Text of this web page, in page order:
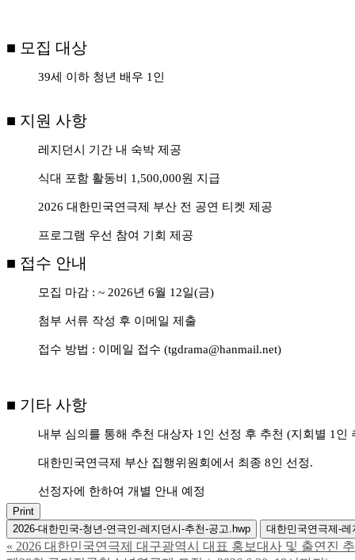
■ 모집 대상
39세 이하 청년 배우 1 인
■ 지원 사항
레지던시 기간 내 숙박 제공
식대 포함 활동비 1,500,000원 지급
2026 대한민국연극제 부산 전 공연 티켓 제공
프로그램 우선 참여 기회 제공
■ 접수 안내
모집 마감 : ~ 2026년 6월 12일(금)
첨부 서류 작성 후 이메일 제출
접수 방법 : 이메일 접수 (tgdrama@hanmail.net)
■ 기타 사항
내부 심의를 통해 추천 대상자 1 인 선정 후 추천 (지회별 1 인
대한민국연극제 부산 집행위원회에서 최종 8인 선정.
선정자에 한하여 개별 안내 예정
Print
2026-대한민국-청년-연극인-레지던시-추천-공고.hwp
대한민국연극제-
« 2026 대한민국연극제 대구광역시 대표 홍보대사 및 출연진